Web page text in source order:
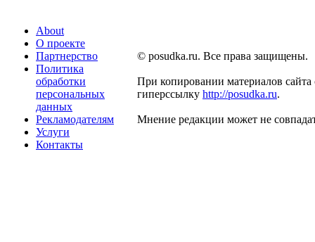
About
О проекте
Партнерство
Политика
обработки
персональных
данных
Рекламодателям
Услуги
Контакты
© posudka.ru. Все права защищены.
При копировании материалов сайта
гиперссылку http://posudka.ru.
Мнение редакции может не